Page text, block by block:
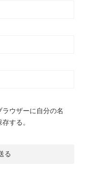
ウザーに自分の名
する。